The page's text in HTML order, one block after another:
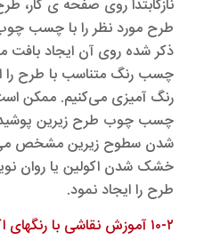
نازکابتدا روی صفحه ی کار،
طرح مورد نظر را با چسب چوب
ذکر شده روی آن ایجاد
چسب رنگ متناسب با طرح را
رنگ آمیزی می‌کنیم. ممکن
چسب چوب طرح زیرین
شدن سطوح زیرین مشخص
خشک شدن اکولین یا روان
طرح را ایجاد نمود.
۱۰-۲ آموزش نقاشی با رنگهای اکریلیک